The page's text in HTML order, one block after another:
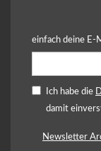
einfach deine E-
Ich habe die
damit
Newsletter